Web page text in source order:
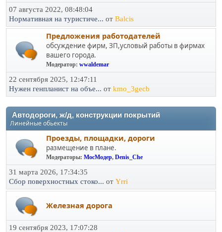
07 августа 2022, 08:48:04
Нормативная на туристиче... от Balcis
Предложения работодателей
обсуждение фирм, ЗП,условый работы в фирмах
вашего города.
Модератор: wwaldemar
22 сентября 2025, 12:47:11
Нужен генпланист на объе... от kmo_3gecb
Автодороги, ж/д, конструкции покрытий
Линейные обьекты
Проезды, площадки, дороги
размещение в плане.
Модераторы: МосМодер, Denis_Che
31 марта 2026, 17:34:35
Сбор поверхностных стоко... от Yrri
Железная дорога
19 сентября 2023, 17:07:28